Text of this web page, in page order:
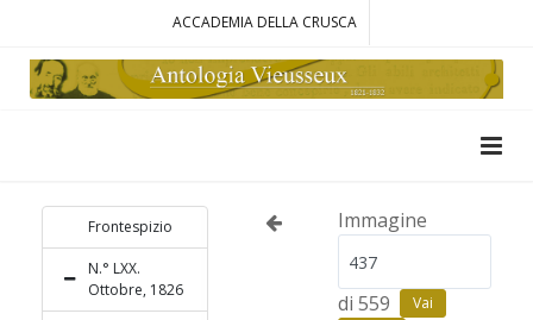
ACCADEMIA DELLA CRUSCA
Frontespizio
N.° LXX.
Ottobre, 1826
Immagine
di 559
Vai